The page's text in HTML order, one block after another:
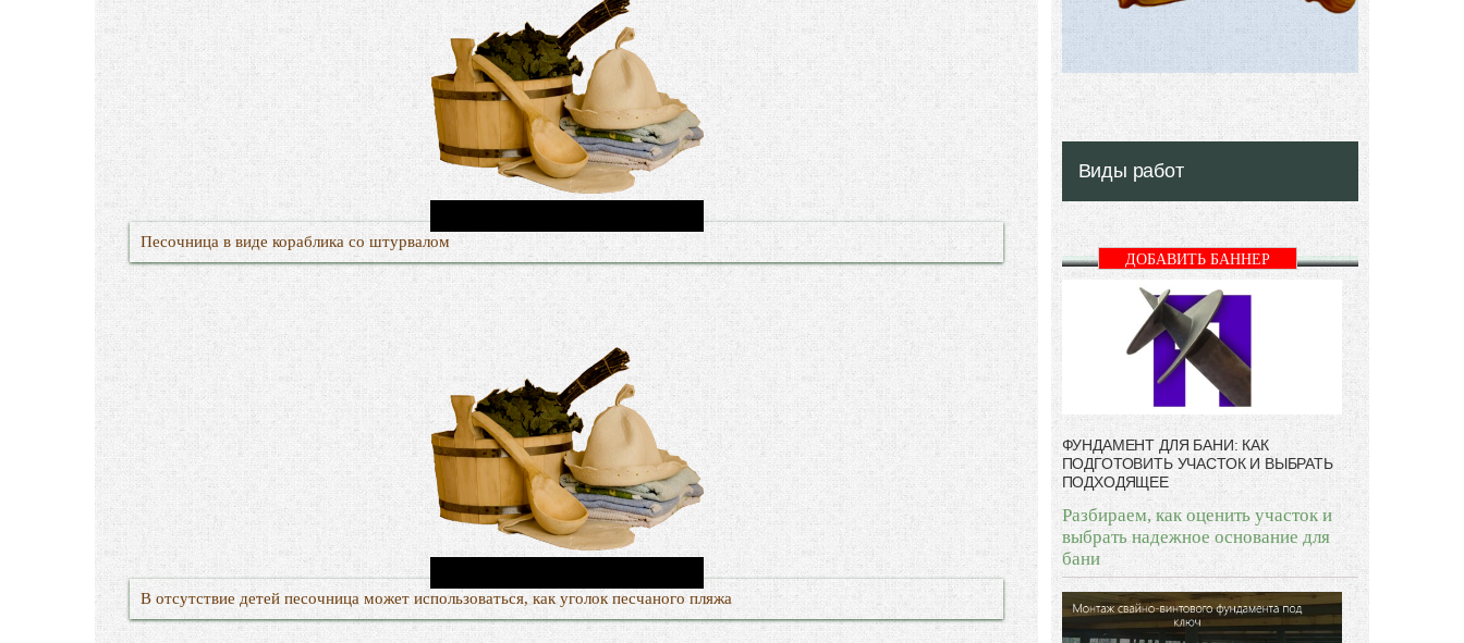
Песочница в виде кораблика со штурвалом
В отсутствие детей песочница может использоваться, как уголок песчаного пляжа
Виды работ
ДОБАВИТЬ БАННЕР
ФУНДАМЕНТ ДЛЯ БАНИ: КАК
ПОДГОТОВИТЬ УЧАСТОК И ВЫБРАТЬ
ПОДХОДЯЩЕЕ
Разбираем, как оценить участок и
выбрать надежное основание для
бани